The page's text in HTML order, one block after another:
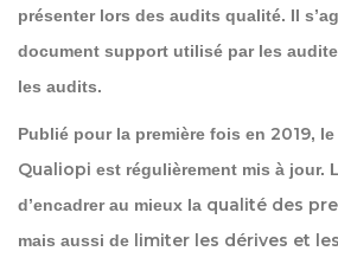
présenter lors des audits qualité. Il
document support utilisé par les
les audits.
Publié pour la première fois en 2019, le
Qualiopi est régulièrement mis à jour.
d’encadrer au mieux la qualité des
mais aussi de limiter les dérives et